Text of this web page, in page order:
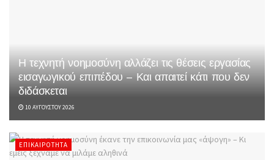
Η τεχνητή νοημοσύνη αλλάζει τις θέσεις εργασίας
εισαγωγικού επιπέδου – Και απαιτεί κάτι που δεν
διδάσκεται
10 ΑΥΓΟΎΣΤΟΥ 2026
ΕΠΙΚΑΙΡΌΤΗΤΑ